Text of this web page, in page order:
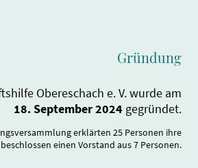
Gründung
Obereschach e. V. wurde am
18. September 2024 gegründet.
erklärten 25 Personen ihre
einen Vorstand aus 7 Personen.